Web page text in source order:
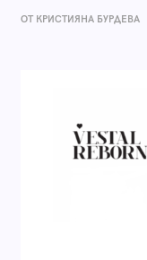
ОТ КРИСТИЯНА БУРДЕВА